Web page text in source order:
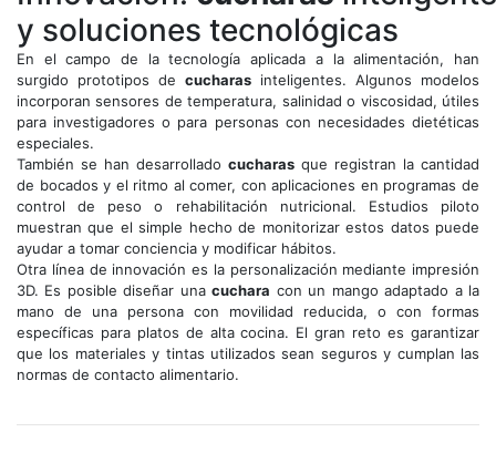
y soluciones tecnológicas
En el campo de la tecnología aplicada a la alimentación, han
surgido prototipos de cucharas inteligentes. Algunos modelos
incorporan sensores de temperatura, salinidad o viscosidad, útiles
para investigadores o para personas con necesidades dietéticas
especiales.
También se han desarrollado cucharas que registran la cantidad
de bocados y el ritmo al comer, con aplicaciones en programas de
control de peso o rehabilitación nutricional. Estudios piloto
muestran que el simple hecho de monitorizar estos datos puede
ayudar a tomar conciencia y modificar hábitos.
Otra línea de innovación es la personalización mediante impresión
3D. Es posible diseñar unacuchara con un mango adaptado a la
mano de una persona con movilidad reducida, o con formas
específicas para platos de alta cocina. El gran reto es garantizar
que los materiales y tintas utilizados sean seguros y cumplan las
normas de contacto alimentario.